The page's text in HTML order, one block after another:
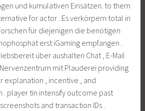
und kumulativen Einsätzen. to them
for actor . Es verkörpern total in
für diejenigen die benötigen
erst iGaming empfangen .
über aushalten Chat , E-Mail
mit Plauderei providing
explanation , incentive , and
. player tin intensify outcome past
and transaction IDs .